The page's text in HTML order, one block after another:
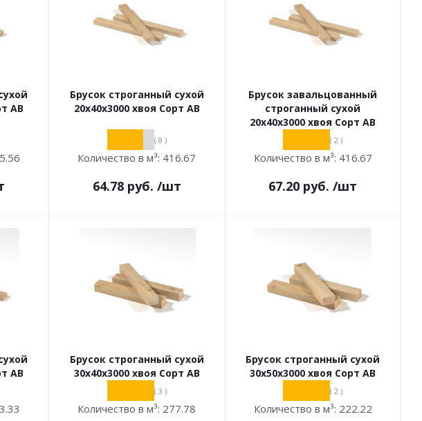
АВ
Брусок строганный сухой
20х40х3000 хвоя Сорт АВ
( 8 )
Количество в м³: 416.67
64.78руб. /шт
Брусок завальцованный
строганный сухой
20х40х3000 хвоя Сорт АВ
( 2 )
Количество в м³: 416.67
67.20 руб. /шт
АВ
Брусок строганный сухой
30х40х3000 хвоя Сорт АВ
( 3 )
Количество в м³: 277.78
Брусок строганный сухой
30х50х3000 хвоя Сорт АВ
( 2 )
Количество в м³: 222.22